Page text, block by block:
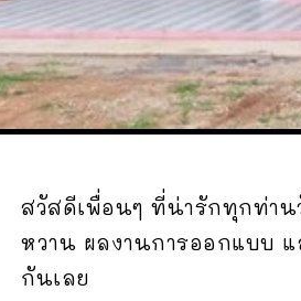
สวัสดีเพื่อนๆ ที่น่ารักทุกท่า
หวาน ผลงานการออกแบบ แ
กันเลย